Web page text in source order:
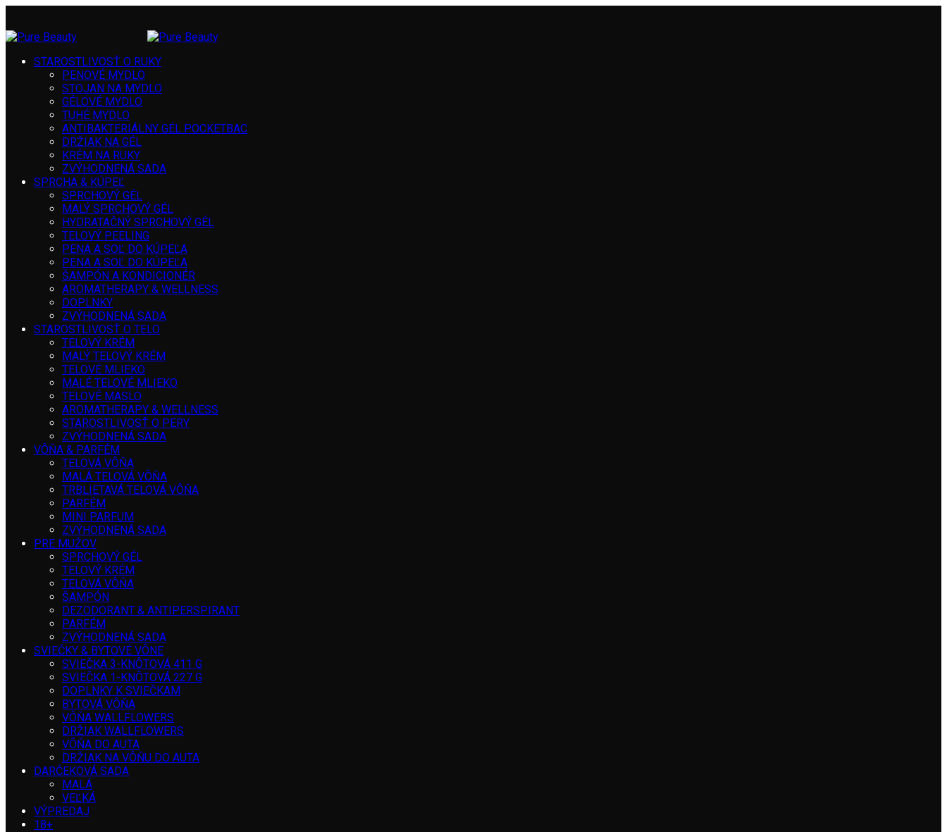
STAROSTLIVOSŤ O RUKY
PENOVÉ MYDLO
STOJAN NA MYDLO
GÉLOVÉ MYDLO
TUHÉ MYDLO
ANTIBAKTERIÁLNY GÉL POCKETBAC
DRŽIAK NA GÉL
KRÉM NA RUKY
ZVÝHODNENÁ SADA
SPRCHA & KÚPEĽ
SPRCHOVÝ GÉL
MALÝ SPRCHOVÝ GÉL
HYDRATAČNÝ SPRCHOVÝ GÉL
TELOVÝ PEELING
PENA A SOĽ DO KÚPEĽA
PENA A SOĽ DO KÚPEĽA
ŠAMPÓN A KONDICIONÉR
AROMATHERAPY & WELLNESS
DOPLNKY
ZVÝHODNENÁ SADA
STAROSTLIVOSŤ O TELO
TELOVÝ KRÉM
MALÝ TELOVÝ KRÉM
TELOVÉ MLIEKO
MALÉ TELOVÉ MLIEKO
TELOVÉ MASLO
AROMATHERAPY & WELLNESS
STAROSTLIVOSŤ O PERY
ZVÝHODNENÁ SADA
VÔŇA & PARFÉM
TELOVÁ VÔŇA
MALÁ TELOVÁ VÔŇA
TRBLIETAVÁ TELOVÁ VÔŇA
PARFÉM
MINI PARFUM
ZVÝHODNENÁ SADA
PRE MUŽOV
SPRCHOVÝ GÉL
TELOVÝ KRÉM
TELOVÁ VÔŇA
ŠAMPÓN
DEZODORANT & ANTIPERSPIRANT
PARFÉM
ZVÝHODNENÁ SADA
SVIEČKY & BYTOVÉ VÔNE
SVIEČKA 3-KNÔTOVÁ 411 G
SVIEČKA 1-KNÔTOVÁ 227 G
DOPLNKY K SVIEČKAM
BYTOVÁ VÔŇA
VÔŇA WALLFLOWERS
DRŽIAK WALLFLOWERS
VÔŇA DO AUTA
DRŽIAK NA VÔŇU DO AUTA
DARČEKOVÁ SADA
MALÁ
VEĽKÁ
VÝPREDAJ
18+